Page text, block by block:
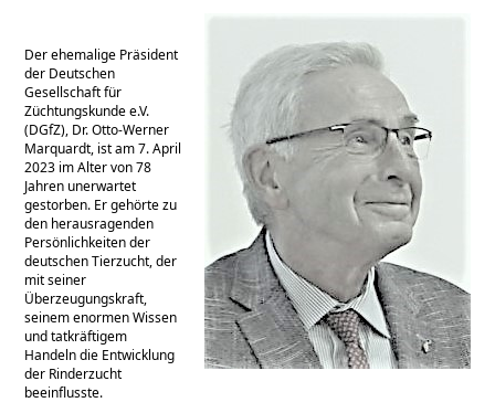
Der ehemalige Präsident
der Deutschen
Gesellschaft für
Züchtungskunde e.V.
(DGfZ), Dr. Otto-Werner
Marquardt, ist am 7. April
2023 im Alter von 78
Jahren unerwartet
gestorben. Er gehörte zu
den herausragenden
Persönlichkeiten der
deutschen Tierzucht, der
mit seiner
Überzeugungskraft,
seinem enormen Wissen
und tatkräftigem
Handeln die Entwicklung
der Rinderzucht
beeinflusste.